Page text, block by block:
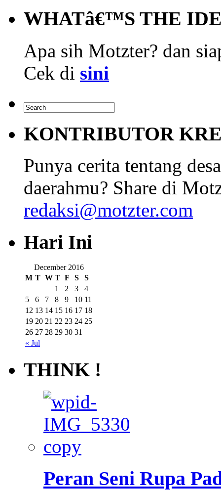
WHATâ€™S THE
Apa sih Motzter? dan
Cek di sini
KONTRIBUTOR
Punya cerita tentang
daerahmu? Share di
redaksi@motzter.com
Hari Ini
December 2016
M T W T F S S
« Jul
1 2 3
4
5
6 7 8 9 10 11
12 13 14 15 16 17 18
19 20 21 22 23 24 25
26 27 28 29 30 31
THINK !
Peran Seni Rupa